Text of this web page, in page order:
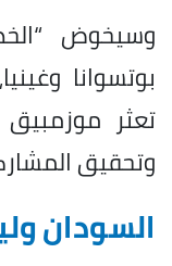
وسيخوض
بوتسوانا
تعثر موزمبيق
وتحقيق
السودان